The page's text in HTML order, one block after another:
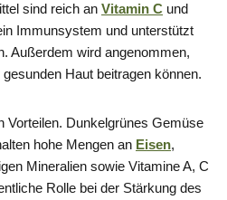
sind reich an Vitamin C und
Immunsystem und unterstützt
Außerdem wird angenommen,
Haut beitragen können.
Vorteilen. Dunkelgrünes Gemüse
hohe Mengen an Eisen,
Mineralien sowie Vitamine A, C
Rolle bei der Stärkung des